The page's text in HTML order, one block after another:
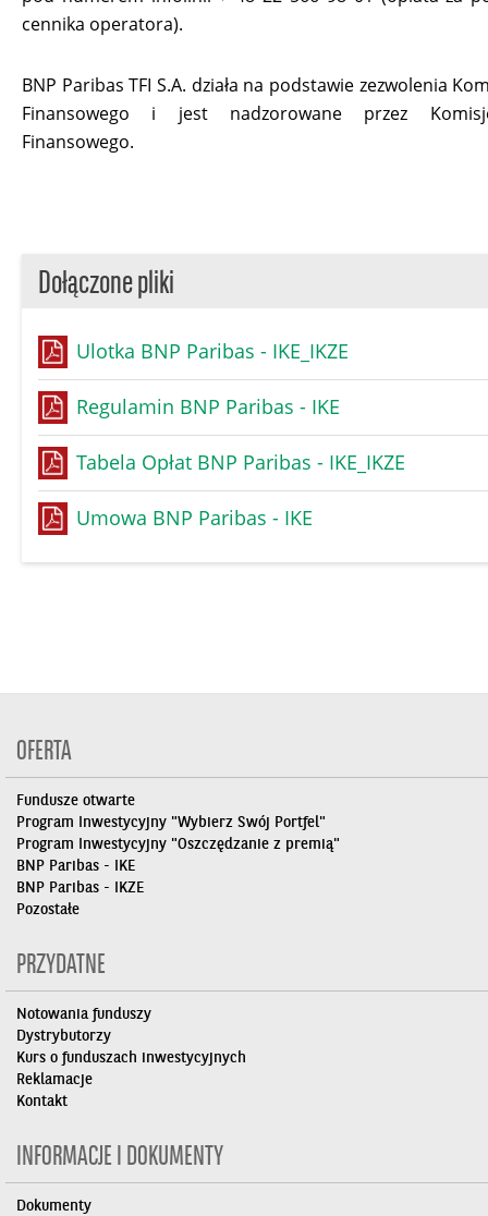
cennika operatora).
BNP Paribas TFI S.A. działa na podstawie zezwolenia
Finansowego i jest nadzorowane przez
Finansowego.
Dołączone pliki
Ulotka BNP Paribas - IKE_IKZE
Regulamin BNP Paribas - IKE
Tabela Opłat BNP Paribas - IKE_IKZE
Umowa BNP Paribas - IKE
OFERTA
Fundusze otwarte
Program Inwestycyjny "Wybierz Swój Portfel"
Program Inwestycyjny "Oszczędzanie z premią"
BNP Paribas - IKE
BNP Paribas - IKZE
Pozostałe
PRZYDATNE
Notowania funduszy
Dystrybutorzy
Kurs o funduszach inwestycyjnych
Reklamacje
Kontakt
INFORMACJE I DOKUMENTY
Dokumenty